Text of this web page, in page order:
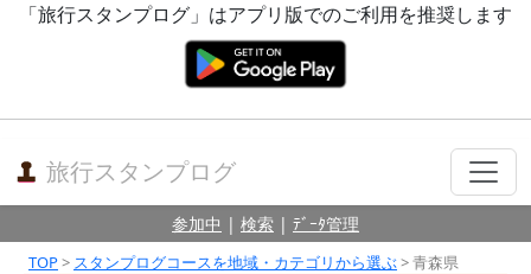
「旅行スタンプログ」はアプリ版でのご利用を推奨します
旅行スタンプログ
参加中 | 検索 | ﾃﾞｰﾀ管理
TOP> スタンプログコースを地域・カテゴリから選ぶ> 青森県